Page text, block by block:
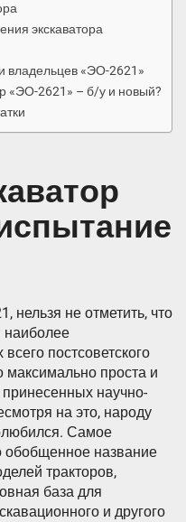
экскаватора
владельцев «ЭО-2621»
«ЭО-2621» – б/у и новый?
нельзя не отметить, что
наиболее
постсоветского
максимально проста и
научно-
на это, народу
Самое
обобщенное название
тракторов,
база для
и другого